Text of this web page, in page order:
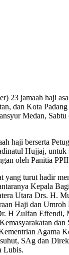
23 jamaah haji
dan Kota
Medan,
haji berserta
Hujjaj, untuk
oleh Panitia
yang turut hadir
Kepala
Utara Drs. H.
Haji dan
H Zulfan
Agama
SAg dan
Lubis.